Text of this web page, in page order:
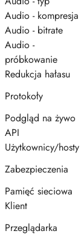
Audio - kompresja
Audio - bitrate
Audio -
próbkowanie
Redukcja hałasu
Protokoły
Podgląd na żywo
API
Użytkownicy/hosty
Zabezpieczenia
Pamięć sieciowa
Klient
Przeglądarka